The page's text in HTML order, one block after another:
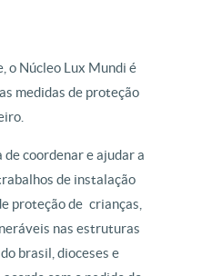
o Núcleo Lux Mundi é
medidas de proteção
de coordenar e ajudar a
de instalação
proteção de crianças,
nas estruturas
brasil, dioceses e